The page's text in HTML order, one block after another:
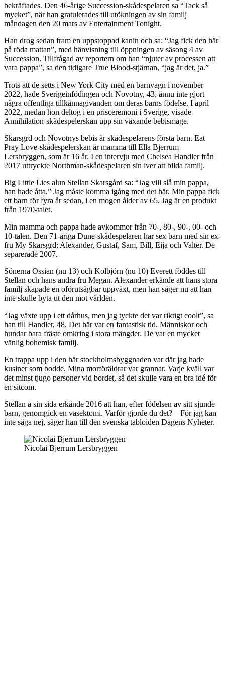
bekräftades. Den 46-årige Succession-skådespelaren sa “Tack så
mycket”, när han gratulerades till utökningen av sin familj
måndagen den 20 mars av Entertainment Tonight.
Han drog sedan fram en uppstoppad kanin och sa: “Jag fick den här
på röda mattan”, med hänvisning till öppningen av säsong 4 av
Succession. Tillfrågad av reportern om han “njuter av processen att
vara pappa”, sa den tidigare True Blood-stjärnan, “jag är det, ja.”
Trots att de setts i New York City med en barnvagn i november
2022, hade Sverigeinfödingen och Novotny, 43, ännu inte gjort
några offentliga tillkännagivanden om deras barns födelse. I april
2022, medan hon deltog i en prisceremoni i Sverige, visade
Annihilation-skådespelerskan upp sin växande bebismage.
Skarsgrd och Novotnys bebis är skådespelarens första barn. Eat
Pray Love-skådespelerskan är mamma till Ella Bjerrum
Lersbryggen, som är 16 år. I en intervju med Chelsea Handler från
2017 uttryckte Northman-skådespelaren sin iver att bilda familj.
Big Little Lies alun Stellan Skarsgård sa: “Jag vill slå min pappa,
han hade åtta.” Jag måste komma igång med det här. Min pappa fick
ett barn för fyra år sedan, i en mogen ålder av 65. Jag är en produkt
från 1970-talet.
Min mamma och pappa hade avkommor från 70-, 80-, 90-, 00- och
10-talen. Den 71-åriga Dune-skådespelaren har sex barn med sin ex-
fru My Skarsgrd: Alexander, Gustaf, Sam, Bill, Eija och Valter. De
separerade 2007.
Sönerna Ossian (nu 13) och Kolbjörn (nu 10) Everett föddes till
Stellan och hans andra fru Megan. Alexander erkände att hans stora
familj skapade en oförutsägbar uppväxt, men han säger nu att han
inte skulle byta ut den mot världen.
“Jag växte upp i ett dårhus, men jag tyckte det var riktigt coolt”, sa
han till Handler, 48. Det här var en fantastisk tid. Människor och
hundar bara fräste omkring i stora mängder. De var en mycket
vänlig bohemisk familj.
En trappa upp i den här stockholmsbyggnaden var där jag hade
kusiner som bodde. Mina morföräldrar var grannar. Varje kväll var
det minst tjugo personer vid bordet, så det skulle vara en bra idé för
en sitcom.
Stellan å sin sida erkände 2016 att han, efter födelsen av sitt sjunde
barn, genomgick en vasektomi. Varför gjorde du det? – För jag kan
inte säga nej, säger han till den svenska tabloiden Dagens Nyheter.
Nicolai Bjerrum Lersbryggen